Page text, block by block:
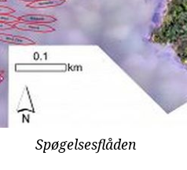
Spøgelsesflåden